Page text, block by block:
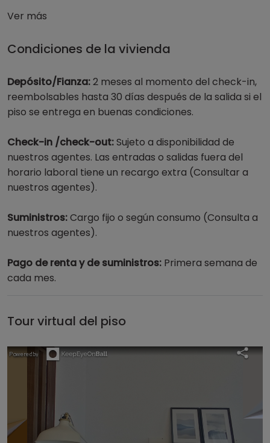
Ver más
Condiciones de la vivienda
Depósito/Fianza:2 meses al momento del check-in,
reembolsables hasta 30 días después de la salida si el
piso se entrega en buenas condiciones.
Check-in /check-out:Sujeto a disponibilidad de
nuestros agentes. Las entradas o salidas fuera del
horario laboral tiene un recargo extra (Consultar a
nuestros agentes).
Suministros:Cargo fijo o según consumo (Consulta a
nuestros agentes).
Pago de renta y de suministros: Primera semana de
cada mes.
Tour virtual del piso